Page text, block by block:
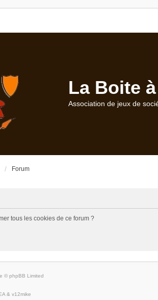
La Boite
Association de jeux de
Forum
tous les cookies de ce forum ?
© phpBB Limited
& v12mike